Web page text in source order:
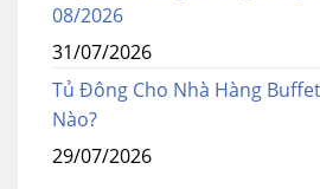
08/2026
31/07/2026
Tủ Đông Cho Nhà Hàng
Nào?
29/07/2026